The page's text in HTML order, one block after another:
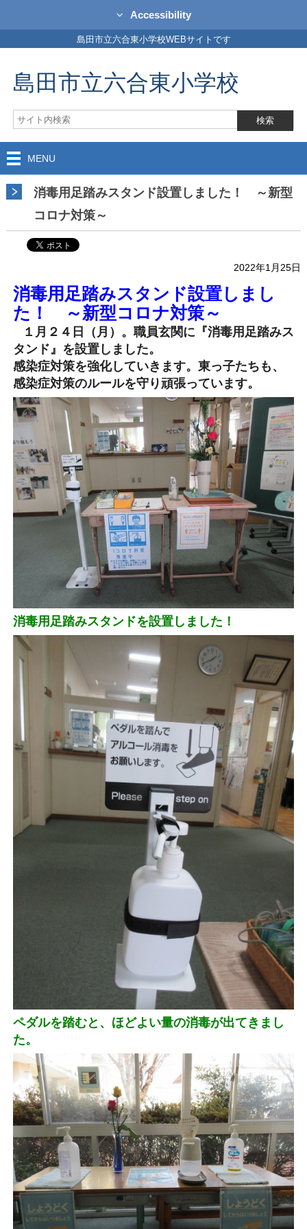
Accessibility
島田市立六合東小学校WEBサイトです
島田市立六合東小学校
MENU
消毒用足踏みスタンド設置しました！ ～新型
コロナ対策～
2022年1月25日
消毒用足踏みスタンド設置しまし
た！ ～新型コロナ対策～
１月２４日（月）。職員玄関に『消毒用足踏みス
タンド』を設置しました。
感染症対策を強化していきます。東っ子たちも、
感染症対策のルールを守り頑張っています。
消毒用足踏みスタンドを設置しました！
ペダルを踏むと、ほどよい量の消毒が出てきまし
た。